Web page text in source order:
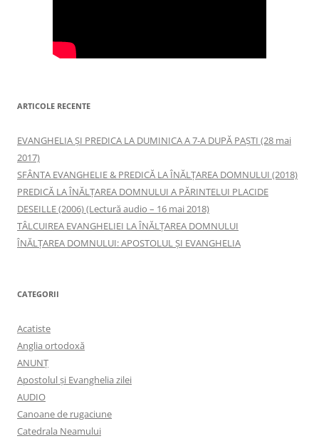
ARTICOLE RECENTE
EVANGHELIA ȘI PREDICA LA DUMINICA A 7-A DUPĂ PAȘTI (28 mai
2017)
SFÂNTA EVANGHELIE & PREDICĂ LA ÎNĂLŢAREA DOMNULUI (2018)
PREDICĂ LA ÎNĂLŢAREA DOMNULUI A PĂRINTELUI PLACIDE
DESEILLE (2006) (Lectură audio – 16 mai 2018)
TÂLCUIREA EVANGHELIEI LA ÎNĂLŢAREA DOMNULUI
ÎNĂLŢAREA DOMNULUI: APOSTOLUL ȘI EVANGHELIA
CATEGORII
Acatiste
Anglia ortodoxă
ANUNŢ
Apostolul şi Evanghelia zilei
AUDIO
Canoane de rugaciune
Catedrala Neamului